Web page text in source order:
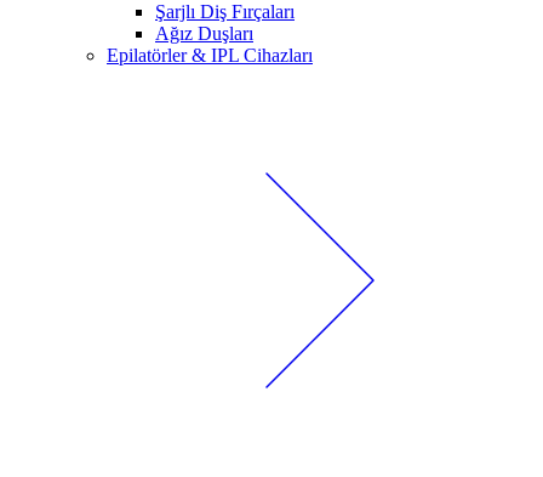
Şarjlı Diş Fırçaları
Ağız Duşları
Epilatörler & IPL Cihazları